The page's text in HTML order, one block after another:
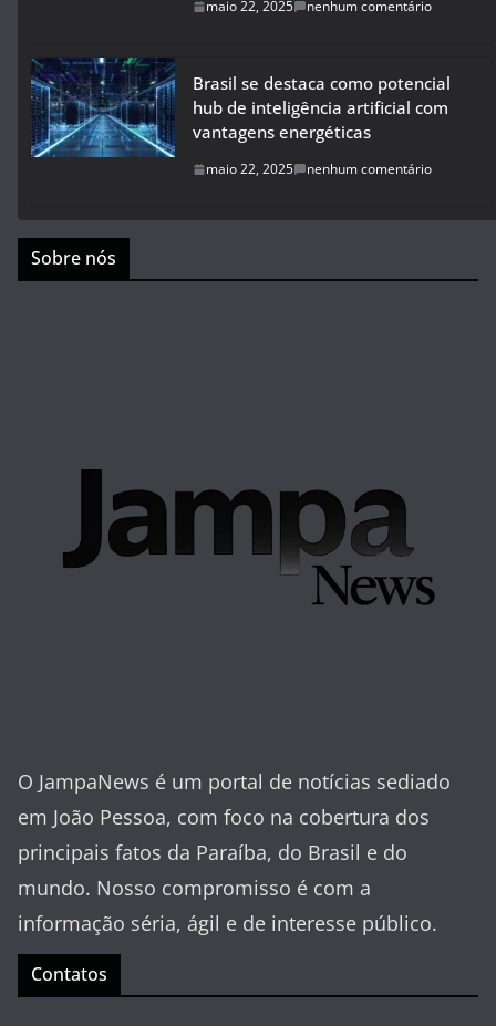
maio 22, 2025 nenhum comentário
Brasil se destaca como potencial
hub de inteligência artificial com
vantagens energéticas
maio 22, 2025 nenhum comentário
Sobre nós
O JampaNews é um portal de notícias sediado
em João Pessoa, com foco na cobertura dos
principais fatos da Paraíba, do Brasil e do
mundo. Nosso compromisso é com a
informação séria, ágil e de interesse público.
Contatos